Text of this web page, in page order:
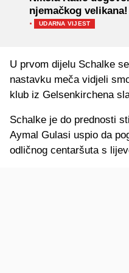
njemačkog velikana!
· UDARNA VIJEST
U prvom dijelu Schalke
nastavku meča vidjeli
klub iz Gelsenkirchena
Schalke je do prednosti
Aymal Gulasi uspio da
odličnog centaršuta s